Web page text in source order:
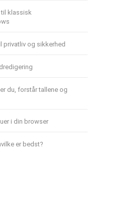
til klassisk
privatliv og sikkerhed
du, forstår tallene og
i din browser
er bedst?